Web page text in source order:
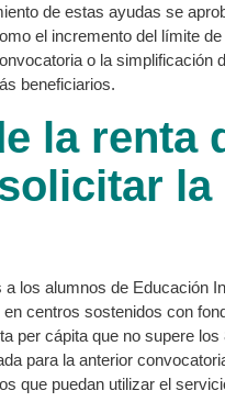
de estas ayudas se
el incremento del límite de
o la simplificación
beneficiarios.
la renta
la
los alumnos de Educación
centros sostenidos con
per cápita que no supere los
para la anterior
que puedan utilizar el